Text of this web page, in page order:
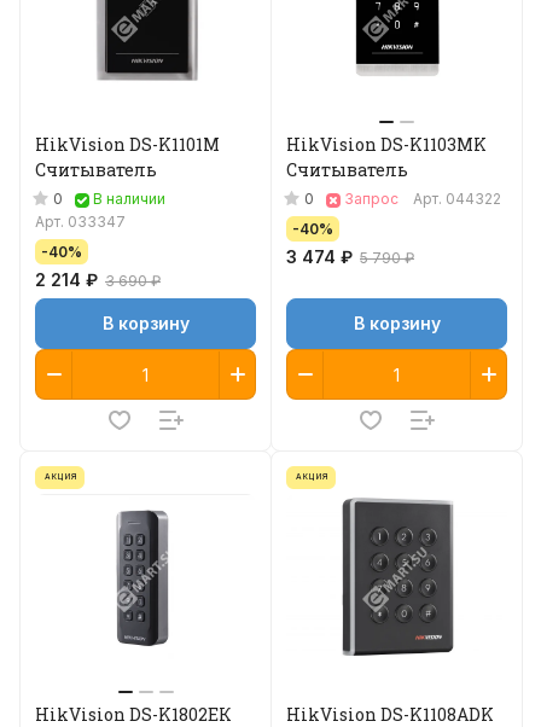
HikVision DS-K1101M
Считыватель
0
В наличии
Арт. 033347
-40%
2 214 ₽ 3 690 ₽
В корзину
HikVision DS-K1103MK
Считыватель
0 Запрос Арт. 044322
-40%
3 474 ₽ 5 790 ₽
В корзину
АКЦИЯ
HikVision DS-K1802EК
АКЦИЯ
HikVision DS-K1108ADK